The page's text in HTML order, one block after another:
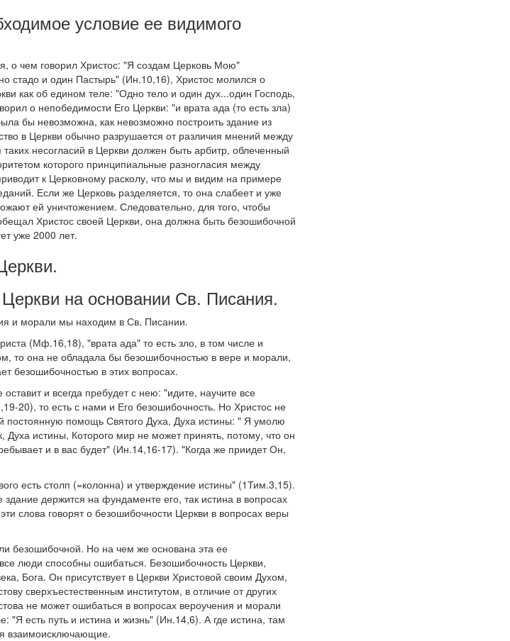
условие ее видимого
о чем говорил Христос: "Я создам Церковь Мою"
стадо и один Пастырь" (Ин.10,16), Христос молился о
как об едином теле: "Одно тело и один дух...один Господь,
о непобедимости Его Церкви: "и врата ада (то есть зла)
бы невозможна, как невозможно построить здание из
в Церкви обычно разрушается от различия мнений между
несогласий в Церкви должен быть арбитр, облеченный
которого принципиальные разногласия между
к Церковному расколу, что мы и видим на примере
Если же Церковь разделяется, то она слабеет и уже
ей уничтожением. Следовательно, для того, чтобы
Христос своей Церкви, она должна быть безошибочной
уже 2000 лет.
на основании Св. Писания.
и морали мы находим в Св. Писании.
(Мф.16,18), "врата ада" то есть зло, в том числе и
то она не обладала бы безошибочностью в вере и морали,
безошибочностью в этих вопросах.
и всегда пребудет с нею: "идите, научите все
20), то есть с нами и Его безошибочность. Но Христос не
помощь Святого Духа, Духа истины: " Я умолю
истины, Которого мир не может принять, потому, что он
и в вас будет" (Ин.14,16-17). "Когда же приидет Он,
есть столп (=колонна) и утверждение истины" (1Тим.3,15).
здание держится на фундаменте его, так истина в вопросах
слова говорят о безошибочности Церкви в вопросах веры
безошибочной. Но на чем же основана эта ее
люди способны ошибаться. Безошибочность Церкви,
Бога. Он присутствует в Церкви Христовой своим Духом,
сверхъестественным институтом, в отличие от других
не может ошибаться в вопросах вероучения и морали
"Я есть путь и истина и жизнь" (Ин.14,6). А где истина, там
взаимоисключающие.